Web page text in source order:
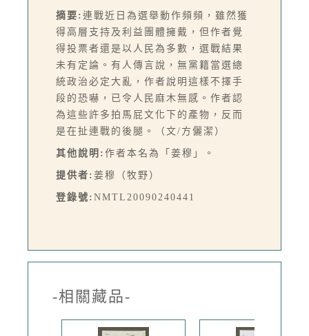
摘要: 連戰近日為選舉動作頻頻，雖然獲
得高層支持及利益團體擁戴，但作者覺
得投票者還是以人民為多數，選戰結果
未有定論。有人傳言說，無黨籍當選總
統政治必定大亂，作者說明這樣不擇手
段的恐嚇，已令人民麻木無感。作者認
為這些許多拍馬屁文化下的產物，反而
是在扯連戰的後腿。（文/方儷潔）
其他說明: 作者本名為「姜穆」。
提供者: 姜穆（牧野）
登錄號: NMTL20090240441
-相關藏品-